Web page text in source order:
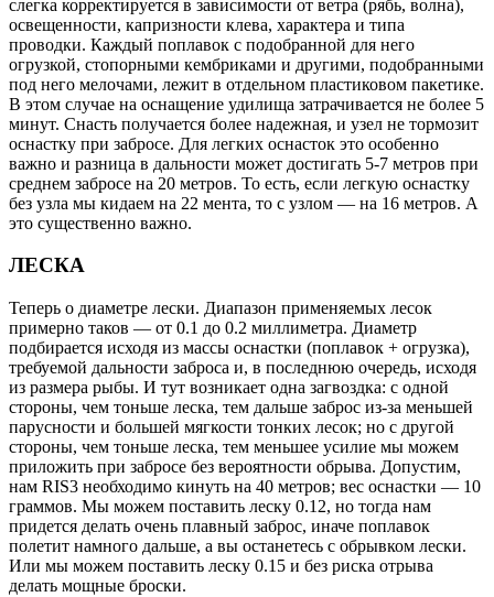
слегка корректируется в зависимости от ветра (рябь, волна),
освещенности, капризности клева, характера и типа
проводки. Каждый поплавок с подобранной для него
огрузкой, стопорными кембриками и другими, подобранными
под него мелочами, лежит в отдельном пластиковом пакетике.
В этом случае на оснащение удилища затрачивается не более 5
минут. Снасть получается более надежная, и узел не тормозит
оснастку при забросе. Для легких оснасток это особенно
важно и разница в дальности может достигать 5-7 метров при
среднем забросе на 20 метров. То есть, если легкую оснастку
без узла мы кидаем на 22 мента, то с узлом — на 16 метров. А
это существенно важно.
ЛЕСКА
Теперь о диаметре лески. Диапазон применяемых лесок
примерно таков — от 0.1 до 0.2 миллиметра. Диаметр
подбирается исходя из массы оснастки (поплавок + огрузка),
требуемой дальности заброса и, в последнюю очередь, исходя
из размера рыбы. И тут возникает одна загвоздка: с одной
стороны, чем тоньше леска, тем дальше заброс из-за меньшей
парусности и большей мягкости тонких лесок; но с другой
стороны, чем тоньше леска, тем меньшее усилие мы можем
приложить при забросе без вероятности обрыва. Допустим,
нам RIS3 необходимо кинуть на 40 метров; вес оснастки — 10
граммов. Мы можем поставить леску 0.12, но тогда нам
придется делать очень плавный заброс, иначе поплавок
полетит намного дальше, а вы останетесь с обрывком лески.
Или мы можем поставить леску 0.15 и без риска отрыва
делать мощные броски.